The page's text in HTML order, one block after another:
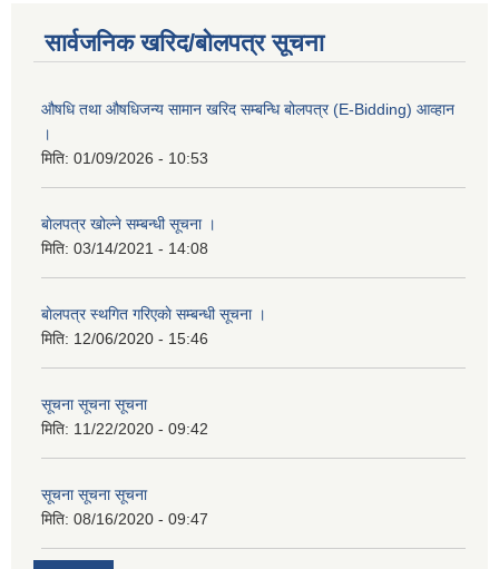
सार्वजनिक खरिद/बोलपत्र सूचना
औषधि तथा औषधिजन्य सामान खरिद सम्बन्धि बोलपत्र (E-Bidding) आव्हान
।
मिति: 01/09/2026 - 10:53
बाेलपत्र खोल्ने सम्बन्धी सूचना ।
मिति: 03/14/2021 - 14:08
बाेलपत्र स्थगित गरिएकाे सम्बन्धी सूचना ।
मिति: 12/06/2020 - 15:46
सूचना सूचना सूचना
मिति: 11/22/2020 - 09:42
सूचना सूचना सूचना
मिति: 08/16/2020 - 09:47